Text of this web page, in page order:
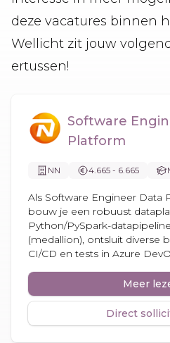
deze vacatures binnen
Wellicht zit jouw
ertussen!
Software
Platform
NN 4.665 - 6.665
Als Software Engineer Data
bouw je een robuust
Python/PySpark-
(medallion), ontsluit diverse
CI/CD en tests in Azure
Meer
Direct